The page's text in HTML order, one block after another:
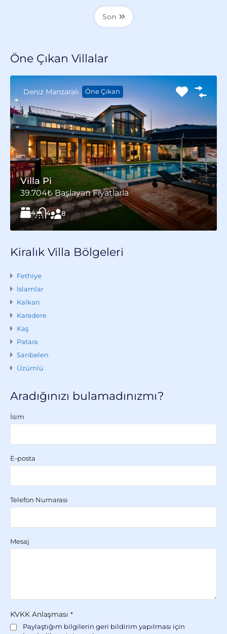
Son
Öne Çıkan Villalar
Deniz Manzaralı Öne Çıkan
Villa Pi
39.704₺ Başlayan Fiyatlarla
4 4 8
Kiralık Villa Bölgeleri
Fethiye
İslamlar
Kalkan
Karadere
Kaş
Patara
Sarıbelen
Üzümlü
Aradığınızı bulamadınızmı?
İsim
E-posta
Telefon Numarası
Mesaj
KVKK Anlaşması *
Paylaştığım bilgilerin geri bildirim yapılması için